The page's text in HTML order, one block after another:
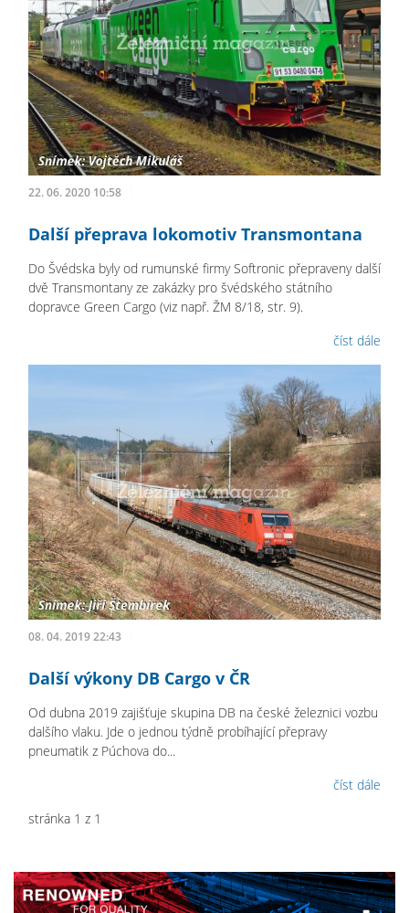
22. 06. 2020 10:58
Další přeprava lokomotiv Transmontana
Do Švédska byly od rumunské firmy Softronic přepraveny další
dvě Transmontany ze zakázky pro švédského státního
dopravce Green Cargo (viz např. ŽM 8/18, str. 9).
číst dále
08. 04. 2019 22:43
Další výkony DB Cargo v ČR
Od dubna 2019 zajišťuje skupina DB na české železnici vozbu
dalšího vlaku. Jde o jednou týdně probíhající přepravy
pneumatik z Púchova do...
číst dále
stránka 1 z 1